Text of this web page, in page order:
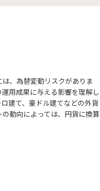
、為替変動リスクがありま
用成果に与える影響を理解し
建て、豪ドル建てなどの外貨
動向によっては、円貨に換算